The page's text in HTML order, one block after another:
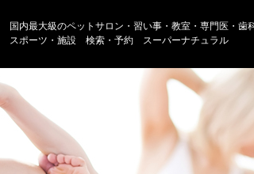
国内最大級のペットサロン・習い事・教室・専門医・歯
スポーツ・施設 検索・予約 スーパーナチュラル